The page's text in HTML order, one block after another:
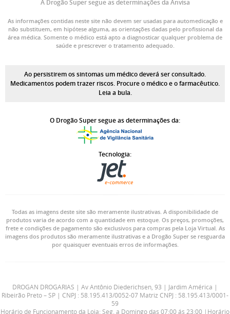
A Drogão Super segue as determinações da Anvisa
As informações contidas neste site não devem ser usadas para automedicação e
não substituem, em hipótese alguma, as orientações dadas pelo profissional da
área médica. Somente o médico está apto a diagnosticar qualquer problema de
saúde e prescrever o tratamento adequado.
Ao persistirem os sintomas um médico deverá ser consultado.
Medicamentos podem trazer riscos. Procure o médico e o farmacêutico.
Leia a bula.
O Drogão Super segue as determinações da:
Tecnologia:
Todas as imagens deste site são meramente ilustrativas. A disponibilidade de
produtos varia de acordo com a quantidade em estoque. Os preços, promoções,
frete e condições de pagamento são exclusivos para compras pela Loja Virtual. As
imagens dos produtos são meramente ilustrativas e a Drogão Super se resguarda
por quaisquer eventuais erros de informações.
DROGAN DROGARIAS | Av Antônio Diederichsen, 93 | Jardim América |
Ribeirão Preto – SP | CNPJ : 58.195.413/0052-07 Matriz CNPJ : 58.195.413/0001-
59
Horário de Funcionamento da Loja: Seg. a Domingo das 07:00 ás 23:00 |Horário